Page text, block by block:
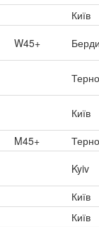
Київ
W45+
Київ
M45+
Kyiv
Київ
Київ